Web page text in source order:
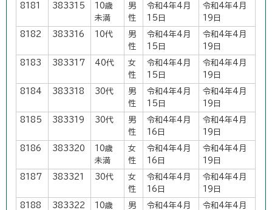
8181 383315
10歳
未満
男
性
令和4年4月
15日
令和4年4月
19日
8182 383316 10代
男
性
令和4年4月
15日
令和4年4月
19日
8183 383317 40代
女
性
令和4年4月
15日
令和4年4月
19日
8184 383318 30代
男
性
令和4年4月
15日
令和4年4月
19日
8185 383319 30代
男
性
令和4年4月
16日
令和4年4月
19日
8186 383320
10歳
未満
女
性
令和4年4月
16日
令和4年4月
19日
8187 383321 30代
女
性
令和4年4月
16日
令和4年4月
19日
8188 383322
10歳
男
令和4年4月
令和4年4月